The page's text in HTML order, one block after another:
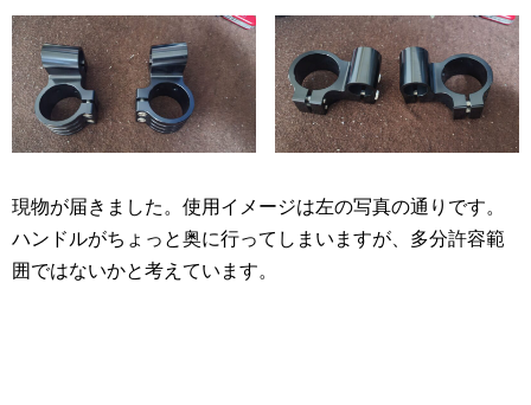
現物が届きました。使用イメージは左の写真の通りです。
ハンドルがちょっと奥に行ってしまいますが、多分許容範
囲ではないかと考えています。